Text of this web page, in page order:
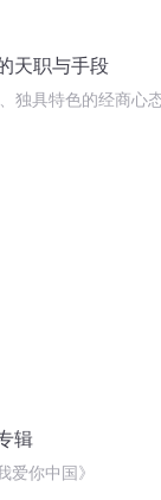
天职与手段
独具特色的经商心
辑
爱你中国》